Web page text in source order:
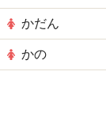
かだん
かの